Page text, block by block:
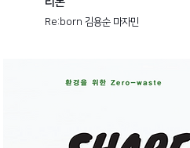
Re:born 김용순 마자민